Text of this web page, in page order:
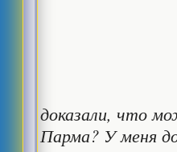
доказали, что
Парма? У меня